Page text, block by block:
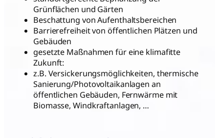
Grünflächen und Gärten
Beschattung von Aufenthaltsbereichen
Barrierefreiheit von öffentlichen Plätzen und
Gebäuden
gesetzte Maßnahmen für eine klimafitte
Zukunft:
z.B. Versickerungsmöglichkeiten, thermische
Sanierung/Photovoltaikanlagen an
öffentlichen Gebäuden, Fernwärme mit
Biomasse, Windkraftanlagen, …